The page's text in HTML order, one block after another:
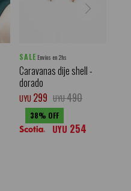
SALE Envíos en 2hs
Caravanas dije shell -
dorado
UYU 299 UYU490
38
UYU 254